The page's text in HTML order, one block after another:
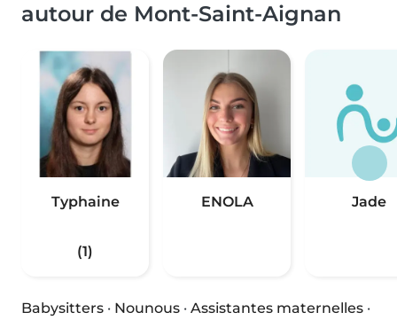
autour de Mont-Saint-Aignan
Typhaine
(1)
ENOLA Jade
Babysitters · Nounous · Assistantes maternelles ·